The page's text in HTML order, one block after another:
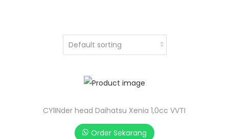
CYlINder head Daihatsu Xenia 1,0cc VVTI
Order Sekarang